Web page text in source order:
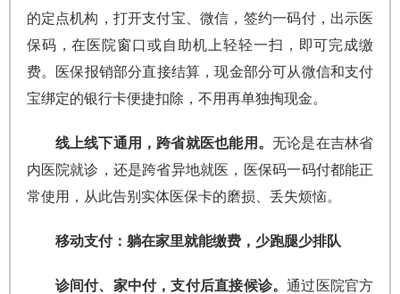
的定点机构，打开支付宝、微信，签约一码付，出示医
保码，在医院窗口或自助机上轻轻一扫，即可完成缴
费。‌医保报销部分直接结算，现金部分可从微信和支付
宝绑定的银行卡便捷扣除‌，不用再单独掏现金。
线上线下通用，跨省就医也能用。 无论是在吉林省
内医院就诊，还是跨省异地就医，医保码一码付都能正
常使用，从此告别实体医保卡的磨损、丢失烦恼。
移动支付：躺在家里就能缴费，少跑腿少排队
诊间付、家中付，支付后直接候诊。通过医院官方